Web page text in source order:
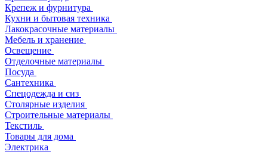
Крепеж и фурнитура
Кухни и бытовая техника
Лакокрасочные материалы
Мебель и хранение
Освещение
Отделочные материалы
Посуда
Сантехника
Спецодежда и сиз
Столярные изделия
Строительные материалы
Текстиль
Товары для дома
Электрика